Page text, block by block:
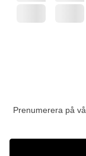
Prenumerera på